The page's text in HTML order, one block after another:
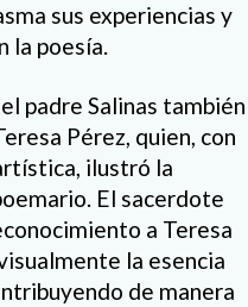
sus experiencias y
la poesía.
padre Salinas también
Pérez, quien, con
ilustró la
El sacerdote
a Teresa
la esencia
de manera